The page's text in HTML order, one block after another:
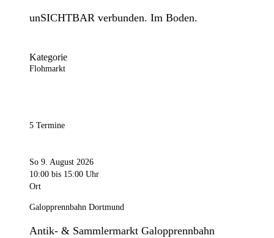
unSICHTBAR verbunden. Im Boden.
Kategorie
Flohmarkt
5 Termine
So 9. August 2026
10:00 bis 15:00 Uhr
Ort
Galopprennbahn Dortmund
Antik- & Sammlermarkt Galopprennbahn